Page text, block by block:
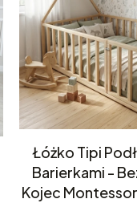
Łóżko Tipi
Barierkami -
Kojec